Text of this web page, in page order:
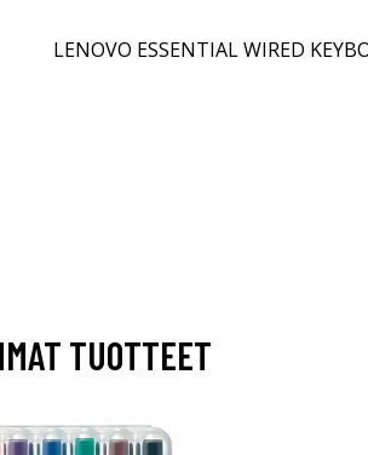
LENOVO ESSENTIAL WIRED
TUOTTEET